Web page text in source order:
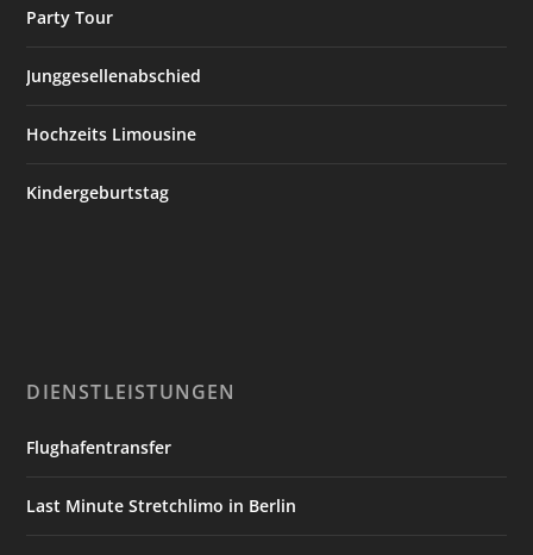
Party Tour
Junggesellenabschied
Hochzeits Limousine
Kindergeburtstag
DIENSTLEISTUNGEN
Flughafentransfer
Last Minute Stretchlimo in Berlin